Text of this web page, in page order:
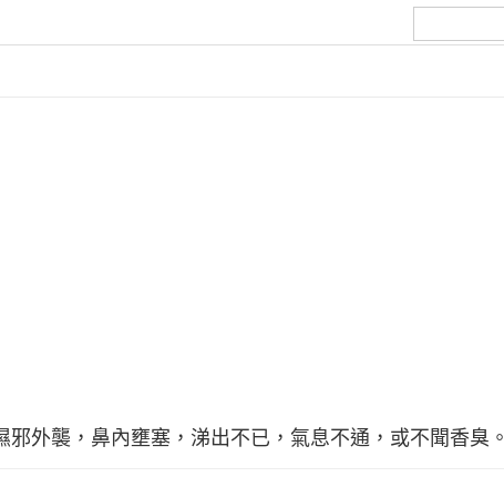
邪外襲，鼻內壅塞，涕出不已，氣息不通，或不聞香臭